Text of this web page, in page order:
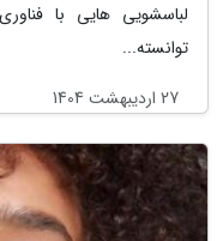
لباسشویی هایی با
توانسته...
27 اردیبهشت 1404